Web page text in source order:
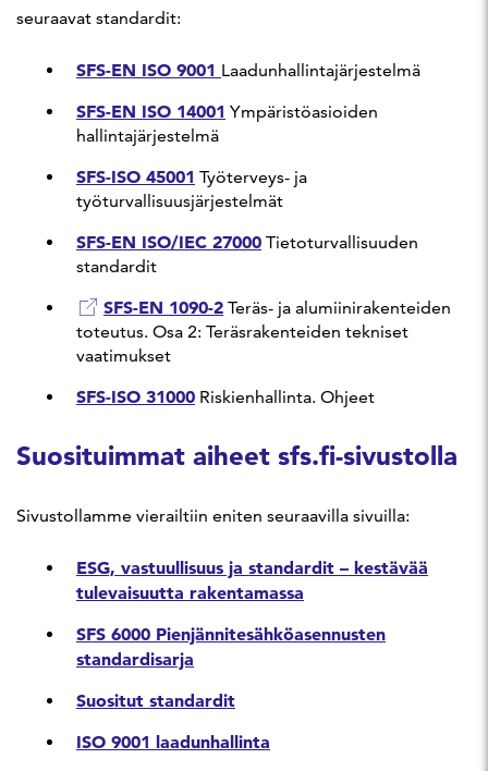
seuraavat standardit:
SFS-EN ISO 9001 Laadunhallintajärjestelmä
SFS-EN ISO 14001 Ympäristöasioiden
hallintajärjestelmä
SFS-ISO 45001 Työterveys- ja
työturvallisuusjärjestelmät
SFS-EN ISO/IEC 27000 Tietoturvallisuuden
standardit
SFS-EN 1090-2 Teräs- ja alumiinirakenteiden
toteutus. Osa 2: Teräsrakenteiden tekniset
vaatimukset
SFS-ISO 31000 Riskienhallinta. Ohjeet
Suosituimmat aiheet sfs.fi-sivustolla
Sivustollamme vierailtiin eniten seuraavilla sivuilla:
ESG, vastuullisuus ja standardit – kestävää
tulevaisuutta rakentamassa
SFS 6000 Pienjännitesähköasennusten
standardisarja
Suositut standardit
ISO 9001 laadunhallinta